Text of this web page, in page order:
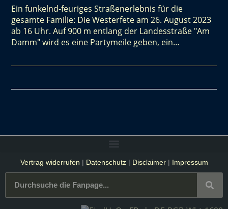
Ein funkelnd-feuriges Straßenerlebnis für die
gesamte Familie: Die Westerfete am 26. August 2023
ab 16 Uhr. Auf 900 m entlang der Landesstraße "Am
Damm" wird es eine Partymeile geben, ein…
Vertrag widerrufen | Datenschutz| Disclaimer| Impressum